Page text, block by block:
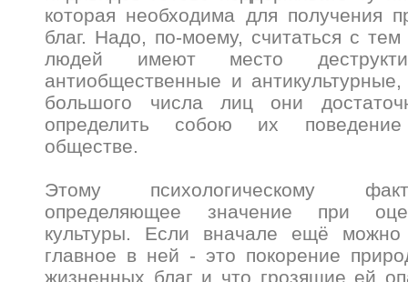
которая необходима для получения
благ. Надо, по-моему, считаться с
людей имеют место
антиобщественные и
большого числа лиц они
определить собою их
обществе.
Этому психологическому
определяющее значение при
культуры. Если вначале ещё
главное в ней - это покорение
жизненных благ и что грозящие ей